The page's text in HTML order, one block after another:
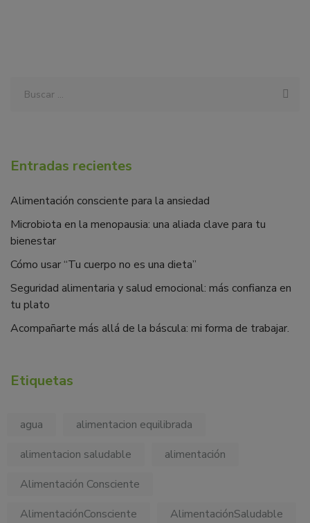
Entradas recientes
Alimentación consciente para la ansiedad
Microbiota en la menopausia: una aliada clave para tu
bienestar
Cómo usar “Tu cuerpo no es una dieta”
Seguridad alimentaria y salud emocional: más confianza en
tu plato
Acompañarte más allá de la báscula: mi forma de trabajar.
Etiquetas
agua
alimentacion equilibrada
alimentacion saludable
alimentación
Alimentación Consciente
AlimentaciónConsciente
AlimentaciónSaludable